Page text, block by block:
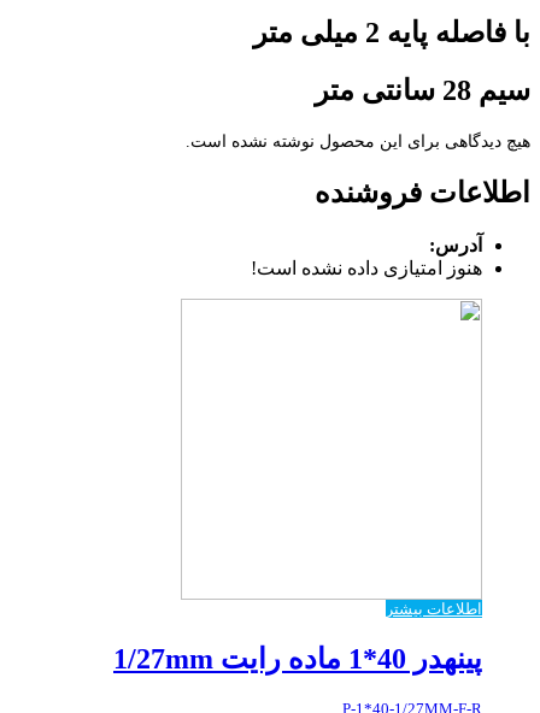
با فاصله پایه 2 میلی متر
سیم 28 سانتی متر
هیچ دیدگاهی برای این محصول نوشته نشده است.
اطلاعات فروشنده
آدرس:
هنوز امتیازی داده نشده است!
اطلاعات بیشتر
پینهدر 40*1 ماده رایت 1/27mm
P-1*40-1/27MM-F-R